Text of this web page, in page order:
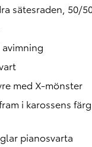
sätesraden, 50/
med X-mönster
i karossens
pianosvarta